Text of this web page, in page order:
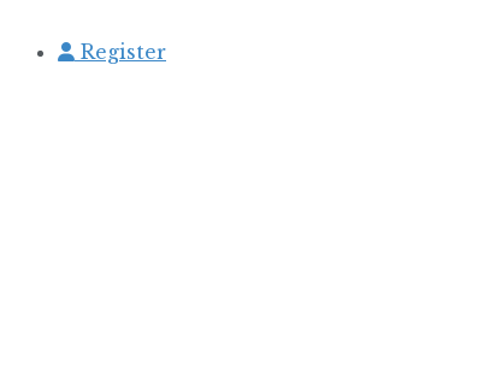
Register